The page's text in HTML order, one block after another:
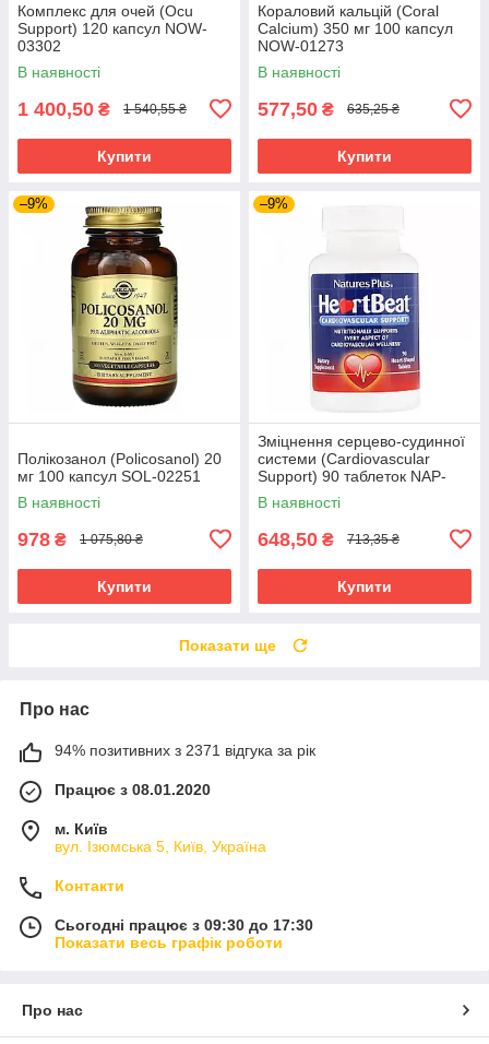
Комплекс для очей (Ocu
Support) 120 капсул NOW-
03302
В наявності
1 400,50 ₴ 1 540,55 ₴
Купити
Кораловий кальцій (Coral
Calcium) 350 мг 100 капсул
NOW-01273
В наявності
577,50 ₴ 635,25 ₴
Купити
–9%
Полікозанол (Policosanol) 20
мг 100 капсул SOL-02251
В наявності
978 ₴ 1 075,80 ₴
Купити
–9%
Зміцнення серцево-судинної
системи (Cardiovascular
Support) 90 таблеток NAP-
47421
В наявності
648,50 ₴ 713,35 ₴
Купити
Показати ще
Про нас
94% позитивних з 2371 відгука за рік
Працює з 08.01.2020
м. Київ
вул. Ізюмська 5, Київ, Україна
Контакти
Сьогодні працює з 09:30 до 17:30
Показати весь графік роботи
Про нас